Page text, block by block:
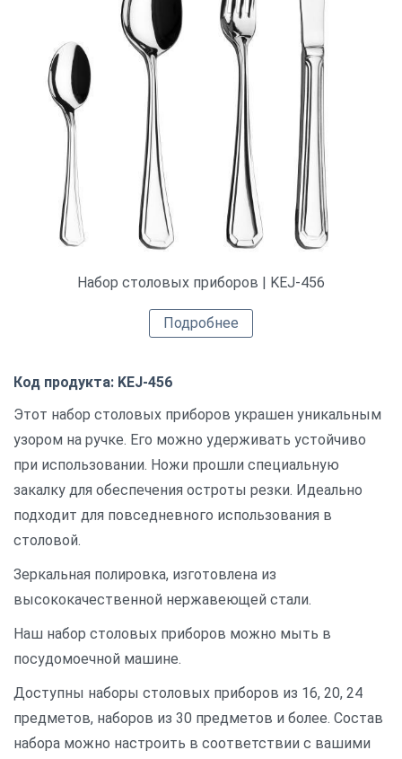
Набор столовых приборов | KEJ-456
Подробнее
Код продукта: KEJ-456
Этот набор столовых приборов украшен уникальным
узором на ручке. Его можно удерживать устойчиво
при использовании. Ножи прошли специальную
закалку для обеспечения остроты резки. Идеально
подходит для повседневного использования в
столовой.
Зеркальная полировка, изготовлена ​​из
высококачественной нержавеющей стали.
Наш набор столовых приборов можно мыть в
посудомоечной машине.
Доступны наборы столовых приборов из 16, 20, 24
предметов, наборов из 30 предметов и более. Состав
набора можно настроить в соответствии с вашими